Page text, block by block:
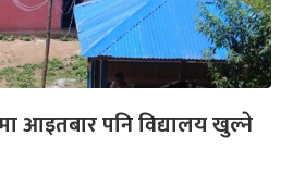
आइतबार पनि विद्यालय खुल्ने